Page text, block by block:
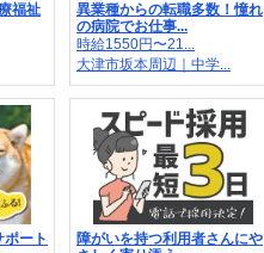
福祉
異業種からの転職多数！憧れ
の病院でお仕事...
時給1550円〜21...
大津市坂本周辺｜中学...
ート
障がいを持つ利用者さんにや